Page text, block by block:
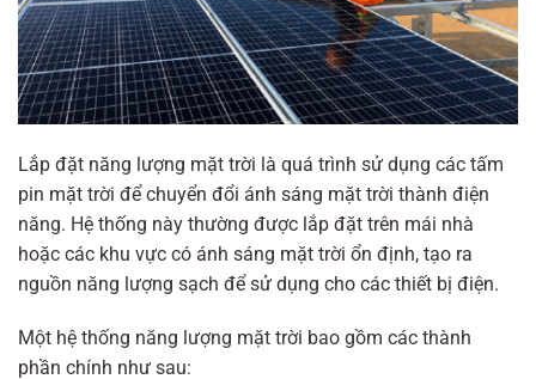
Lắp đặt năng lượng mặt trời là quá trình sử dụng các tấm
pin mặt trời để chuyển đổi ánh sáng mặt trời thành điện
năng. Hệ thống này thường được lắp đặt trên mái nhà
hoặc các khu vực có ánh sáng mặt trời ổn định, tạo ra
nguồn năng lượng sạch để sử dụng cho các thiết bị điện.
Một hệ thống năng lượng mặt trời bao gồm các thành
phần chính như sau: